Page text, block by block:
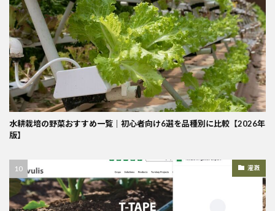
水耕栽培の野菜おすすめ一覧｜初心者向け6選を品種別に比較【2026年
版】
灌漑